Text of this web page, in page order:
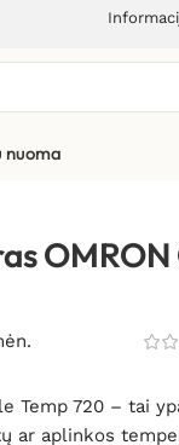
nuoma
Temp 720 – tai
ar aplinkos